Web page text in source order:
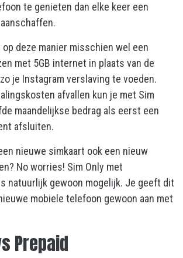
te genieten dan elke keer een
op deze manier misschien wel een
met 5GB internet in plaats van de
je Instagram verslaving te voeden.
afvallen kun je met Sim
maandelijkse bedrag als eerst een
afsluiten.
nieuwe simkaart ook een nieuw
No worries! Sim Only met
natuurlijk gewoon mogelijk. Je geeft dit
mobiele telefoon gewoon aan met
Prepaid